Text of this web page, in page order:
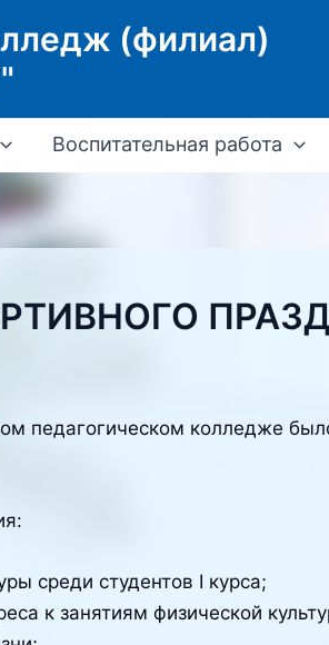
(филиал)
Воспитательная работа
педагогическом колледже
среди студентов I курса;
к занятиям физической